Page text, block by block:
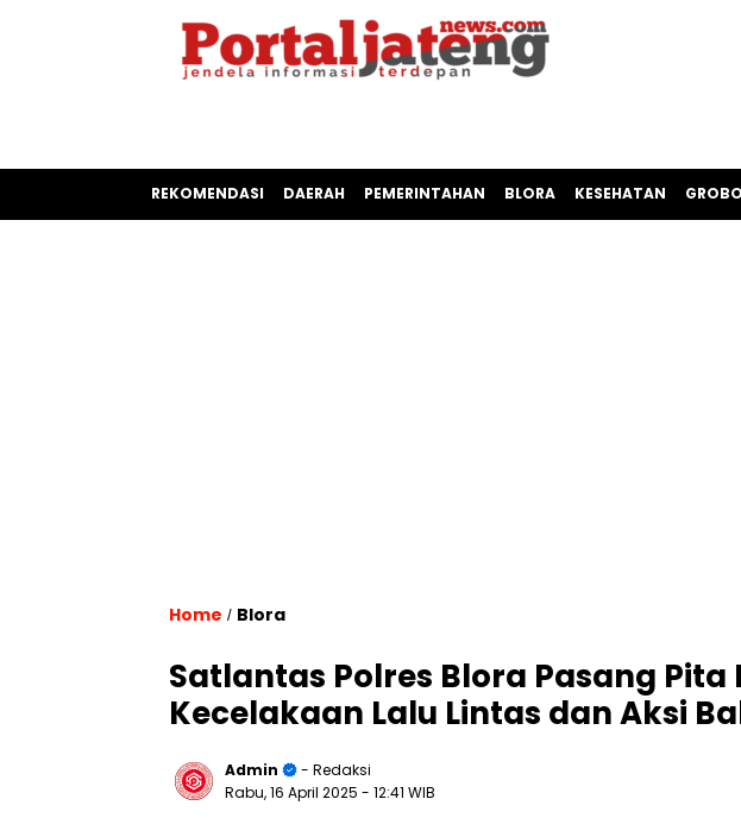
REKOMENDASI DAERAH PEMERINTAHAN BLORA KESEHATAN
Home / Blora
Satlantas Polres Blora Pasang Pita
Kecelakaan Lalu Lintas dan Aksi
Admin
- Redaksi
Rabu, 16 April 2025 - 12:41 WIB